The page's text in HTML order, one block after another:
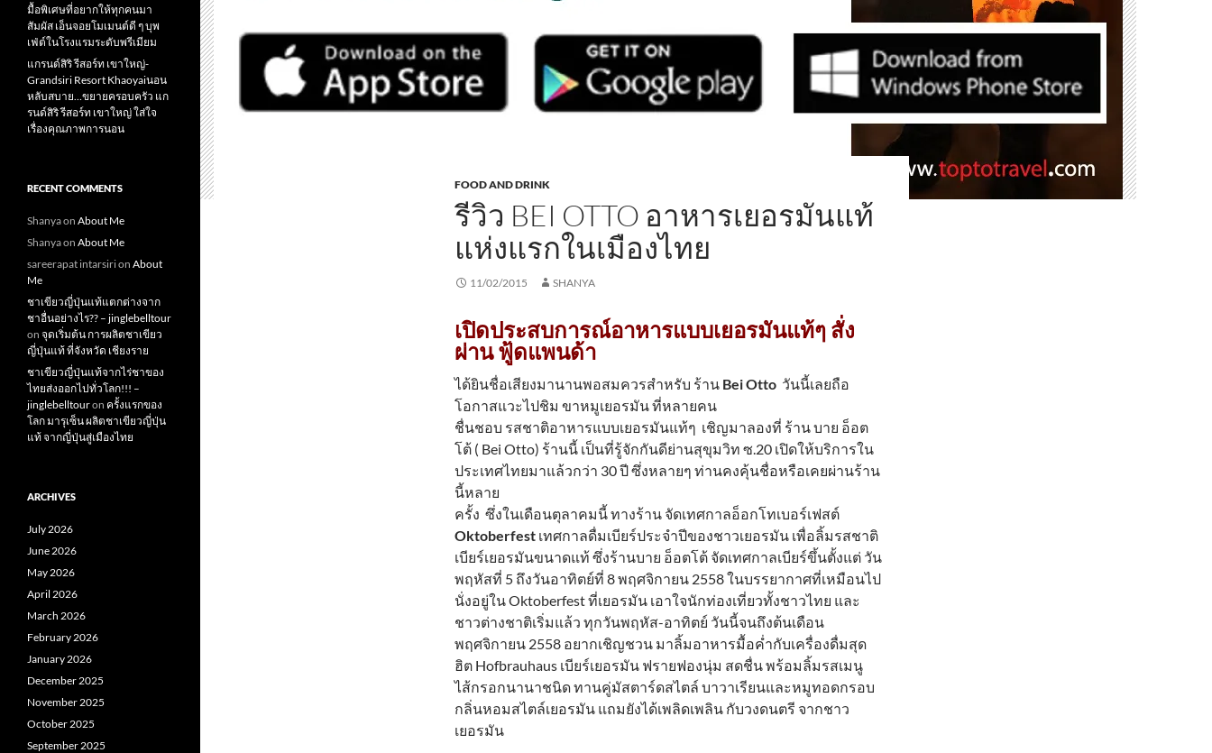
FOOD AND DRINK
รีวิว BEI OTTO อาหารเยอรมันแท้
แห่งแรกในเมืองไทย
11/02/2015 SHANYA
เปิดประสบการณ์อาหารแบบเยอรมันแท้ๆ สั่ง
ผ่าน ฟู้ดแพนด้า
ได้ยินชื่อเสียงมานานพอสมควรสำหรับ ร้าน Bei Otto วันนี้เลยถือ
โอกาสแวะไปชิม ขาหมูเยอรมัน ที่หลายคน
ชื่นชอบ รสชาติอาหารแบบเยอรมันแท้ๆ เชิญมาลองที่ ร้าน บาย อ็อต
โต้ ( Bei Otto) ร้านนี้ เป็นที่รู้จักกันดีย่านสุขุมวิท ซ.20 เปิดให้บริการใน
ประเทศไทยมาแล้วกว่า 30 ปี ซึ่งหลายๆ ท่านคงคุ้นชื่อหรือเคยผ่านร้าน
นี้หลาย
ครั้ง ซึ่งในเดือนตุลาคมนี้ ทางร้าน จัดเทศกาลอ็อกโทเบอร์เฟสต์
Oktoberfest เทศกาลดื่มเบียร์ประจำปีของชาวเยอรมัน เพื่อลิ้มรสชาติ
เบียร์เยอรมันขนาดแท้ ซึ่งร้านบาย อ็อตโต้ จัดเทศกาลเบียร์ขึ้นตั้งแต่ วัน
พฤหัสที่ 5 ถึงวันอาทิตย์ที่ 8 พฤศจิกายน 2558 ในบรรยากาศที่เหมือนไป
นั่งอยู่ใน Oktoberfest ที่เยอรมัน เอาใจนักท่องเที่ยวทั้งชาวไทย และ
ชาวต่างชาติเริ่มแล้ว ทุกวันพฤหัส-อาทิตย์ วันนี้จนถึงต้นเดือน
พฤศจิกายน 2558 อยากเชิญชวน มาลิ้มอาหารมื้อค่ำกับเครื่องดื่มสุด
ฮิต Hofbrauhaus เบียร์เยอรมัน ฟรายฟองนุ่ม สดชื่น พร้อมลิ้มรสเมนู
ไส้กรอกนานาชนิด ทานคู่มัสตาร์ดสไตล์ บาวาเรียนและหมูทอดกรอบ
กลิ่นหอมสไตล์เยอรมัน แถมยังได้เพลิดเพลิน กับวงดนตรี จากชาว
เยอรมัน
มื้อพิเศษที่อยากให้ทุกคนมา
สัมผัส เอ็นจอยโมเมนต์ดี ๆ บุพ
เฟ่ต์ในโรงแรมระดับพรีเมียม
แกรนด์สิริ​ รีสอร์ท​ เขาใหญ่​-
Grandsiri​ Resort​ Khaoyaiนอน
หลับสบาย…ขยายครอบครัว แก
รนด์สิริ รีสอร์ท เขาใหญ่ ใส่ใจ
เรื่องคุณภาพการนอน
RECENT COMMENTS
Shanyaon About Me
Shanyaon About Me
sareerapat intarsirion About
Me
ชาเขียวญี่ปุ่นแท้แตกต่างจาก
ชาอื่นอย่างไร?? – jinglebelltour
on จุดเริ่มต้น การผลิตชาเขียว
ญี่ปุ่นแท้ ที่จังหวัด เชียงราย
ชาเขียวญี่ปุ่นแท้จากไร่ชาของ
ไทยส่งออกไปทั่วโลก!!! –
jinglebelltouron ครั้งแรกของ
โลก มารุเซ็น ผลิตชาเขียวญี่ปุ่น
แท้ จากญี่ปุ่นสู่เมืองไทย
ARCHIVES
July 2026
June 2026
May 2026
April 2026
March 2026
February 2026
January 2026
December 2025
November 2025
October 2025
September 2025